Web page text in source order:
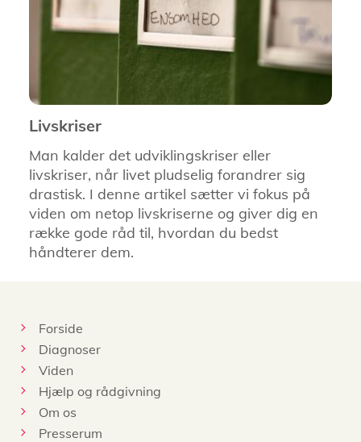
Livskriser
Man kalder det udviklingskriser eller
livskriser, når livet pludselig forandrer sig
drastisk. I denne artikel sætter vi fokus på
viden om netop livskriserne og giver dig en
række gode råd til, hvordan du bedst
håndterer dem.
Forside
Diagnoser
Viden
Hjælp og rådgivning
Om os
Presserum